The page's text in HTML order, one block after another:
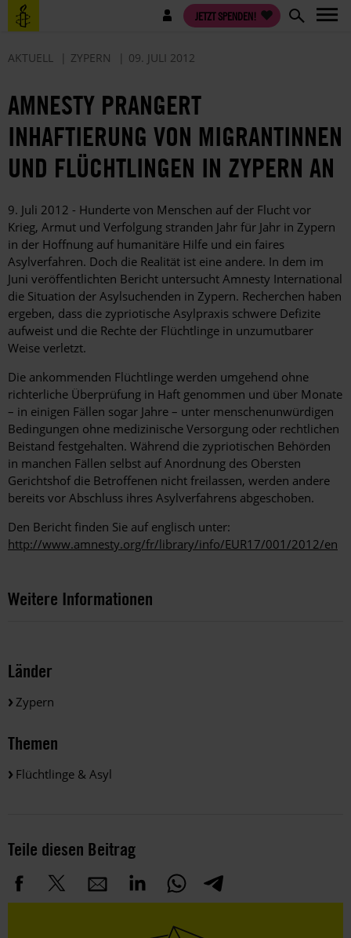
Direkt
zum
Benutzermenü JETZT SPENDEN!
AKTUELL ZYPERN 09. JULI 2012
AMNESTY PRANGERT
INHAFTIERUNG VON MIGRANTINNEN
UND FLÜCHTLINGEN IN ZYPERN AN
9. Juli 2012 - Hunderte von Menschen auf der Flucht vor
Krieg, Armut und Verfolgung stranden Jahr für Jahr in Zypern
in der Hoffnung auf humanitäre Hilfe und ein faires
Asylverfahren. Doch die Realität ist eine andere. In dem im
Juni veröffentlichten Bericht untersucht Amnesty International
die Situation der Asylsuchenden in Zypern. Recherchen haben
ergeben, dass die zypriotische Asylpraxis schwere Defizite
aufweist und die Rechte der Flüchtlinge in unzumutbarer
Weise verletzt.
Die ankommenden Flüchtlinge werden umgehend ohne
richterliche Überprüfung in Haft genommen und über Monate
– in einigen Fällen sogar Jahre – unter menschenunwürdigen
Bedingungen ohne medizinische Versorgung oder rechtlichen
Beistand festgehalten. Während die zypriotischen Behörden
in manchen Fällen selbst auf Anordnung des Obersten
Gerichtshof die Betroffenen nicht freilassen, werden andere
bereits vor Abschluss ihres Asylverfahrens abgeschoben.
Den Bericht finden Sie auf englisch unter:
http://www.amnesty.org/fr/library/info/EUR17/001/2012/en
Weitere Informationen
Länder
Zypern
Themen
Flüchtlinge & Asyl
Teile diesen Beitrag